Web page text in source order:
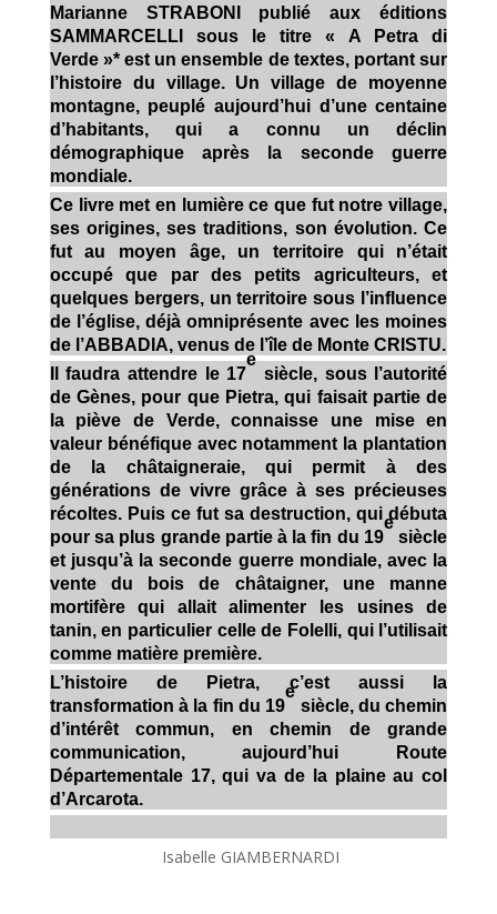
Marianne STRABONI publié aux éditions
SAMMARCELLI sous le titre « A Petra di
Verde »* est un ensemble de textes, portant sur
l’histoire du village. Un village de moyenne
montagne, peuplé aujourd’hui d’une centaine
d’habitants, qui a connu un déclin
démographique après la seconde guerre
mondiale.
Ce livre met en lumière ce que fut notre village,
ses origines, ses traditions, son évolution. Ce
fut au moyen âge, un territoire qui n’était
occupé que par des petits agriculteurs, et
quelques bergers, un territoire sous l’influence
de l’église, déjà omniprésente avec les moines
de l’ABBADIA, venus de l’île de Monte CRISTU.
Il faudra attendre le 17
e
siècle, sous l’autorité
de Gènes, pour que Pietra, qui faisait partie de
la piève de Verde, connaisse une mise en
valeur bénéfique avec notamment la plantation
de la châtaigneraie, qui permit à des
générations de vivre grâce à ses précieuses
récoltes. Puis ce fut sa destruction, qui débuta
pour sa plus grande partie à la fin du 19
e
siècle
et jusqu’à la seconde guerre mondiale, avec la
vente du bois de châtaigner, une manne
mortifère qui allait alimenter les usines de
tanin, en particulier celle de Folelli, qui l’utilisait
comme matière première.
L’histoire de Pietra, c’est aussi la
transformation à la fin du 19
e
siècle, du chemin
d’intérêt commun, en chemin de grande
communication, aujourd’hui Route
Départementale 17, qui va de la plaine au col
d’Arcarota.
Isabelle GIAMBERNARDI